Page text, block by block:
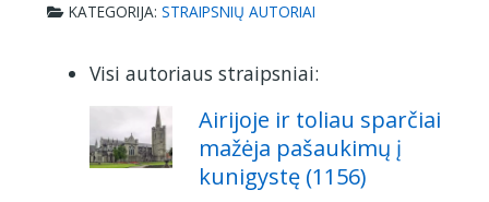
KATEGORIJA: STRAIPSNIŲ AUTORIAI
Visi autoriaus straipsniai:
Airijoje ir toliau sparčiai
mažėja pašaukimų į
kunigystę (1156)